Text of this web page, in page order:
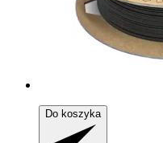
Do koszyka